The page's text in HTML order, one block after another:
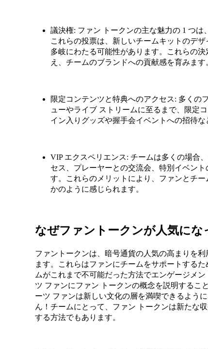
議決権: ファン トークンの主な魅力の 1 つは
これらの投票は、新しいチームキットのデ
多岐にわたる可能性があります。これらの
え、チームのブランドへの貢献感を育みます
限定コンテンツと特典へのアクセス: 多くの
ューやライブ ストリームに至るまで、限定
イン入りグッズや握手会イベントへの招待
VIP エクスペリエンス: チームは多くの場合
セス、プレーヤーとの交流会、特別イベン
す。これらのメリットにより、ファンとチ
かのように感じられます。
なぜファントークンが人気に
ファントークンは、暗号通貨の人気の高まりを
ます。これらはファンにチームをサポートする
ムがこれまで不可能だった方法でエンゲージメ
ツ ファンにファン トークンの概念を説明するこ
ーツ ファンは新しい文化の層を満喫できるよう
ん！チームにとって、ファン トークンは新たな
する方法でもあります。